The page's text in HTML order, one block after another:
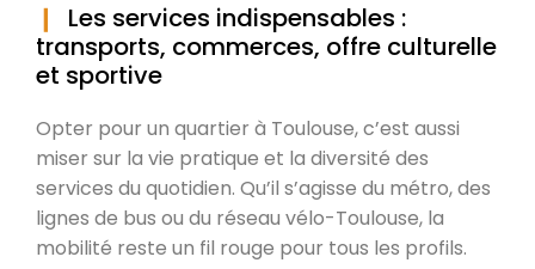
Les services indispensables :
transports, commerces, offre culturelle
et sportive
Opter pour un quartier à Toulouse, c’est aussi
miser sur la vie pratique et la diversité des
services du quotidien. Qu’il s’agisse du métro, des
lignes de bus ou du réseau vélo-Toulouse, la
mobilité reste un fil rouge pour tous les profils.